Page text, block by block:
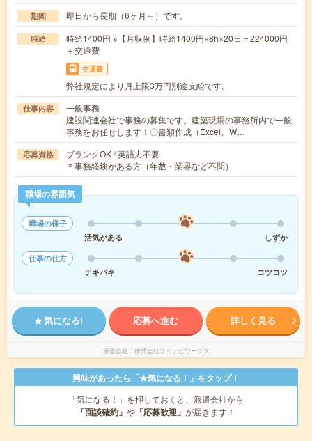
期間 即日から長期（6ヶ月～）です。
時給
時給1400円 ※【月収例】時給1400円×8h×20日＝224000円
＋交通費
交通費
弊社規定により月上限3万円別途支給です。
仕事内容
一般事務
建設関連会社で事務の募集です。建築現場の事務所内で一般
事務をお任せします！〇書類作成（Excel、W…
応募資格
ブランクOK / 英語力不要
＊事務経験がある方（年数・業界など不問）
職場の雰囲気
職場の様子
活気がある
しずか
仕事の仕方
テキパキ
コツコツ
気になる! 応募へ進む 詳しく見る
派遣会社 株式会社マイナビワークス
興味があったら「★気になる！」をタップ！
「気になる！」を押しておくと、派遣会社から
「面談確約」 や 「応募歓迎」 が届きます！